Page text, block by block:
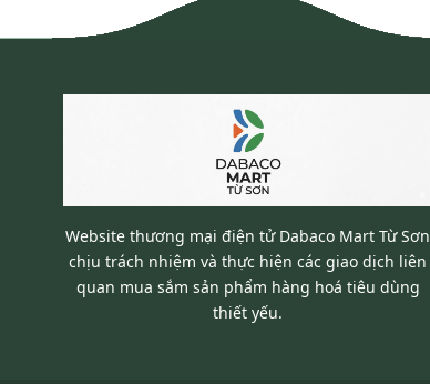
Website thương mại điện tử Dabaco Mart Từ Sơn
chịu trách nhiệm và thực hiện các giao dịch liên
quan mua sắm sản phẩm hàng hoá tiêu dùng
thiết yếu.